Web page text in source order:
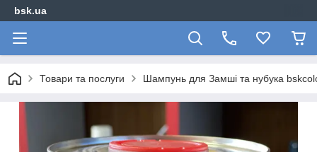
bsk.ua
Товари та послуги Шампунь для Замші та нубука